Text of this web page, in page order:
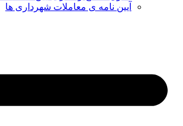
آیین نامه ی معاملات شهرداری ها